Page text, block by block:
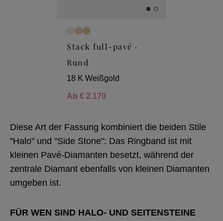
Stack full-pavé ·
Rund
18 K Weißgold
Ab € 2.170
Diese Art der Fassung kombiniert die beiden Stile
"Halo" und "Side Stone": Das Ringband ist mit
kleinen Pavé-Diamanten besetzt, während der
zentrale Diamant ebenfalls von kleinen Diamanten
umgeben ist.
FÜR WEN SIND HALO- UND SEITENSTEINE